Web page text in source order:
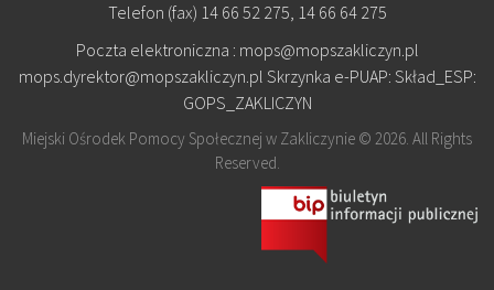
Telefon (fax) 14 66 52 275, 14 66 64 275
Poczta elektroniczna : mops@mopszakliczyn.pl
mops.dyrektor@mopszakliczyn.pl Skrzynka e-PUAP: Skład_ESP:
GOPS_ZAKLICZYN
Miejski Ośrodek Pomocy Społecznej w Zakliczynie © 2026. All Rights
Reserved.